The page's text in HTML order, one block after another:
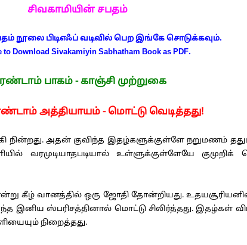
சிவகாமியின் சபதம்
நூலை பிடிஎஃப் வடிவில் பெற இங்கே சொடுக்கவும்.
to Download Sivakamiyin Sabhatham Book as PDF.
பாகம் - காஞ்சி முற்றுகை
அத்தியாயம் - மொட்டு வெடித்தது!
அதன் குவிந்த இதழ்களுக்குள்ளே நறுமணம்
வரமுடியாதபடியால் உள்ளுக்குள்ளேயே
கீழ் வானத்தில் ஒரு ஜோதி தோன்றியது.
ஸ்பரிசத்தினால் மொட்டு சிலிர்த்தது. இதழ்கள்
நிறைத்தது.